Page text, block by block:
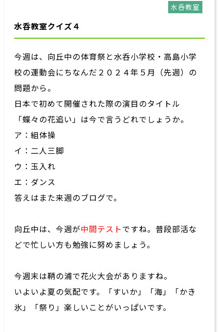
水呑教室
水呑教室クイズ４
今週は、向丘中の体育祭と水呑小学校・高島小学
校の運動会にちなんだ２０２４年５月（先週）の
問題から。
日本で初めて開催された際の演目のタイトル
「蝶々の花追い」は今で言うどれでしょうか。
ア：組体操
イ：二人三脚
ウ：玉入れ
エ：ダンス
答えはまた来週のブログで。
向丘中は、今週が中間テストですね。普段部活な
どで忙しい方も勉強に努めましょう。
今週末は鞆の浦で花火大会がありますね。
いよいよ夏の気配です。「すいか」「海」「かき
氷」「祭り」楽しいことがいっぱいです。